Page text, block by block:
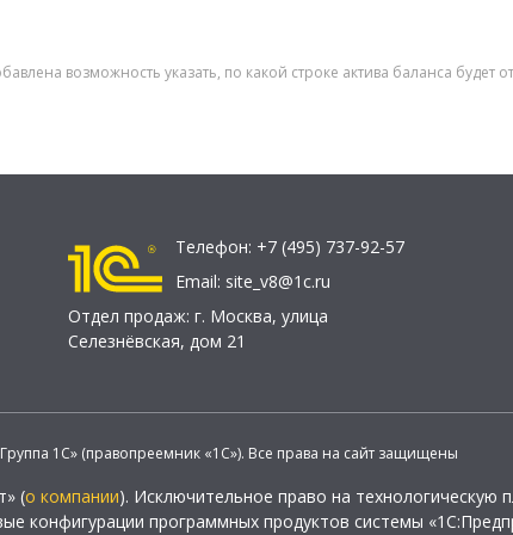
возможность указать, по какой строке актива баланса будет
Телефон: +7 (495) 737-92-57
Email: site_v8@1c.ru
Отдел продаж: г. Москва, улица
Селезнёвская, дом 21
1С» (правопреемник «1С»). Все права на сайт защищены
(о компании). Исключительное право на технологическую
конфигурации программных продуктов системы